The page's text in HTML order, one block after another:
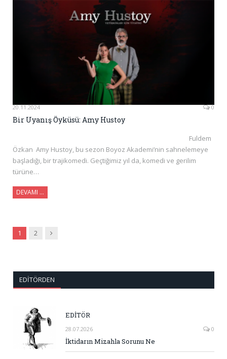
20.11.2024 0
Bir Uyanış Öyküsü: Amy Hustoy
Fuldem
Özkan Amy Hustoy, bu sezon Boyoz Akademi’nin sahnelemeye
başladığı, bir trajikomedi. Geçtiğimiz yıl da, komedi ve gerilim
türüne…
DEVAMI …
1 2 Sonraki
EDITÖRDEN
EDİTÖR
28.07.2026 0
İktidarın Mizahla Sorunu Ne